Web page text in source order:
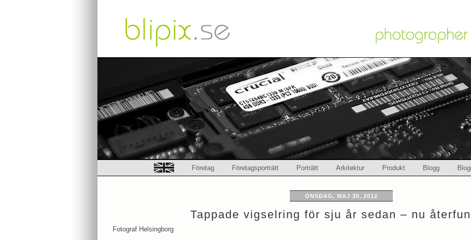
Företag Företagsporträtt Porträtt Arkitektur Produkt Blogg
ONSDAG, MAJ 30, 2012
Tappade vigselring för sju år sedan – nu
Fotograf Helsingborg